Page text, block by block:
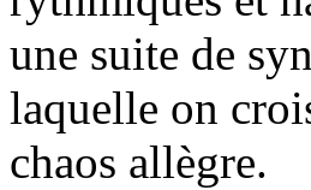
une suite de
laquelle on
chaos allègre.